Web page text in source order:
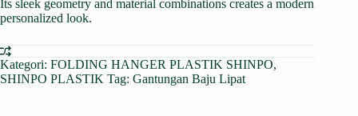
Rp 33.000.
adalah:
Rp 24.750.
Its sleek geometry and material combinations creates a modern
personalized look.
Kategori: FOLDING HANGER PLASTIK SHINPO,
SHINPO PLASTIK Tag: Gantungan Baju Lipat